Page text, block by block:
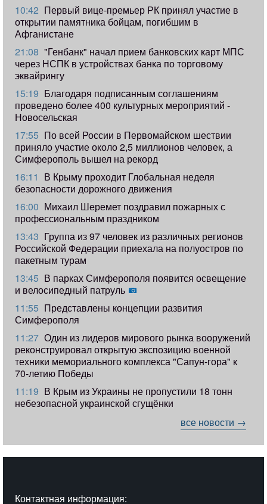
10:42 Первый вице-премьер РК принял участие в
открытии памятника бойцам, погибшим в
Афганистане
21:08 "Генбанк" начал прием банковских карт МПС
через НСПК в устройствах банка по торговому
эквайрингу
15:19 Благодаря подписанным соглашениям
проведено более 400 культурных мероприятий -
Новосельская
17:55 ​По всей России в Первомайском шествии
приняло участие около 2,5 миллионов человек, а
Симферополь вышел на рекорд
16:11 В Крыму проходит Глобальная неделя
безопасности дорожного движения
16:00 Михаил Шеремет поздравил пожарных с
профессиональным праздником
13:43 Группа из 97 человек из различных регионов
Российской Федерации приехала на полуостров по
пакетным турам
13:45 В парках Симферополя появится освещение
и велосипедный патруль
11:55 Представлены концепции развития
Симферополя
11:27 Один из лидеров мирового рынка вооружений
реконструировал открытую экспозицию военной
техники мемориального комплекса "Сапун-гора" к
70-летию Победы
11:19 ​В Крым из Украины не пропустили 18 тонн
небезопасной украинской сгущёнки
все новости →
Контактная информация: